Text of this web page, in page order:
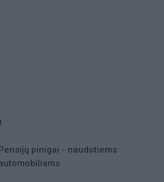
Pensijų pinigai - naudotiems